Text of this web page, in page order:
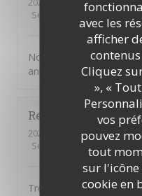
avec les
afficher
Cliquez
», «
vos
pouvez
tout
sur
cookie en
Service
Ambiance:4
Nous choisissons
anniverssaire de mariage
Reine
2026-08-01
- 12:30 -
Service
/5 Ambiance
Très bon restaurant. La